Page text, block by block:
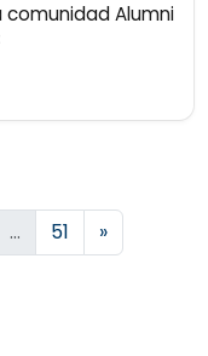
Alumni
… 51 »Siguiente